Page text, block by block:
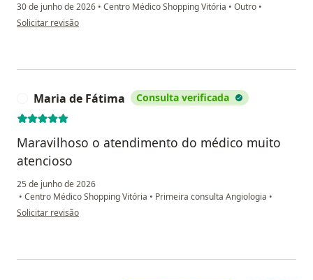
30 de junho de 2026 • Centro Médico Shopping Vitória • Outro •
na opinião do utilizador Glória P Campos.
Solicitar revisão
Maria de Fátima Consulta verificada
Maravilhoso o atendimento do médico muito
atencioso
25 de junho de 2026
• Centro Médico Shopping Vitória • Primeira consulta Angiologia •
na opinião do utilizador Maria de Fátima
Solicitar revisão